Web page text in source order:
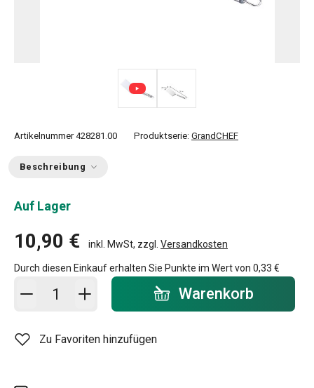
Artikelnummer 428281.00 Produktserie: GrandCHEF
Beschreibung
Auf Lager
10,90 € inkl. MwSt, zzgl. Versandkosten
Durch diesen Einkauf erhalten Sie Punkte im Wert von 0,33 €
In den Warenkorb - Menge Warenkorb
Zu Favoriten hinzufügen